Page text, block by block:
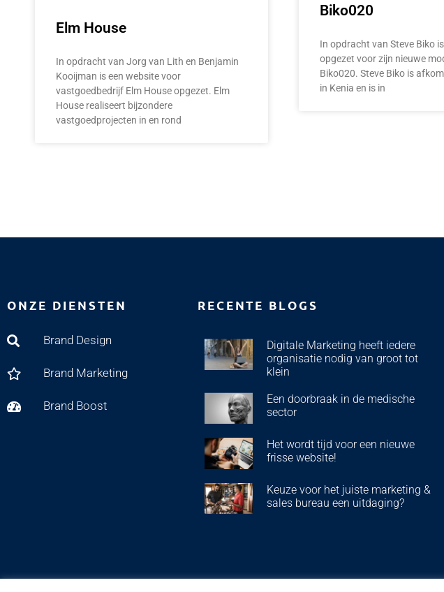
Elm House
In opdracht van Jorg van Lith en Benjamin
Kooijman is een website voor
vastgoedbedrijf Elm House opgezet. Elm
House realiseert bijzondere
vastgoedprojecten in en rond
Biko020
In opdracht van Steve Biko
opgezet voor zijn nieuwe
Biko020. Steve Biko is
in Kenia en is in
ONZE DIENSTEN
Brand Design
Brand Marketing
Brand Boost
RECENTE BLOGS
Digitale Marketing heeft iedere
organisatie nodig van groot tot
klein
Een doorbraak in de medische
sector
Het wordt tijd voor een nieuwe
frisse website!
Keuze voor het juiste marketing &
sales bureau een uitdaging?